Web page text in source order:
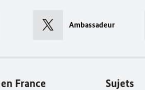
Ambassadeur
France Sujets